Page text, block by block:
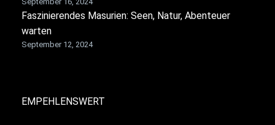
Faszinierendes Masurien: Seen, Natur, Abenteuer
warten
September 12, 2024
EMPEHLENSWERT